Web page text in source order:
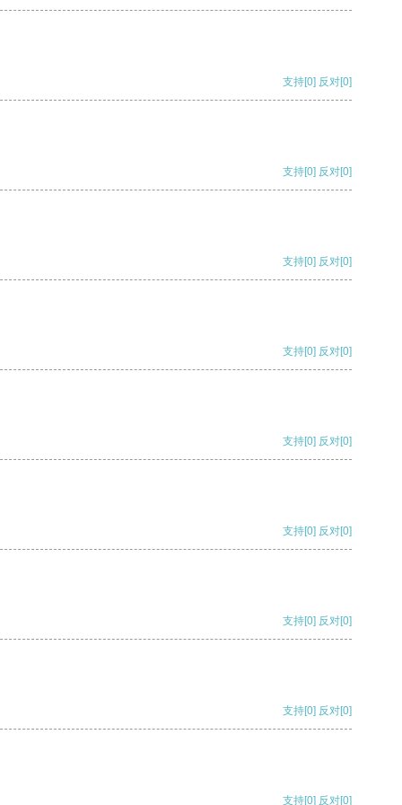
支持[0] 反对[0]
支持[0] 反对[0]
支持[0] 反对[0]
支持[0] 反对[0]
支持[0] 反对[0]
支持[0] 反对[0]
支持[0] 反对[0]
支持[0] 反对[0]
支持[0] 反对[0]